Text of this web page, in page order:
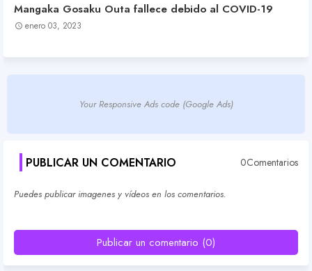
Mangaka Gosaku Outa fallece debido al COVID-19
enero 03, 2023
Your Responsive Ads code (Google Ads)
PUBLICAR UN COMENTARIO 0Comentarios
Puedes publicar imagenes y vídeos en los comentarios.
Publicar un comentario (0)